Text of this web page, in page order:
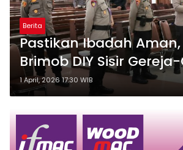
Berita
Pastikan Ibadah
Brimob DIY Sisir
Gunungkidul
1 April, 2026 17:30 WIB